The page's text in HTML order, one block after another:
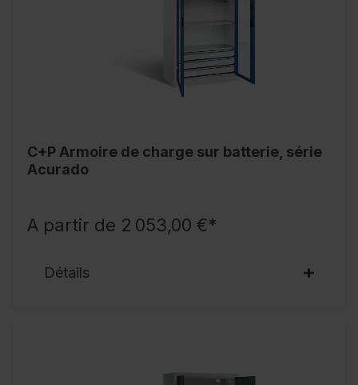
C+P Armoire de charge sur batterie, série
Acurado
A partir de 2 053,00 €*
Détails